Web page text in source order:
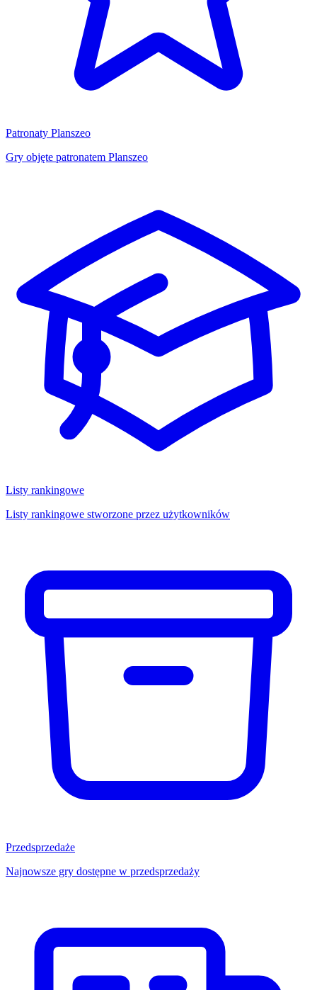
Patronaty Planszeo
Gry objęte patronatem Planszeo
Listy rankingowe
Listy rankingowe stworzone przez użytkowników
Przedsprzedaże
Najnowsze gry dostępne w przedsprzedaży